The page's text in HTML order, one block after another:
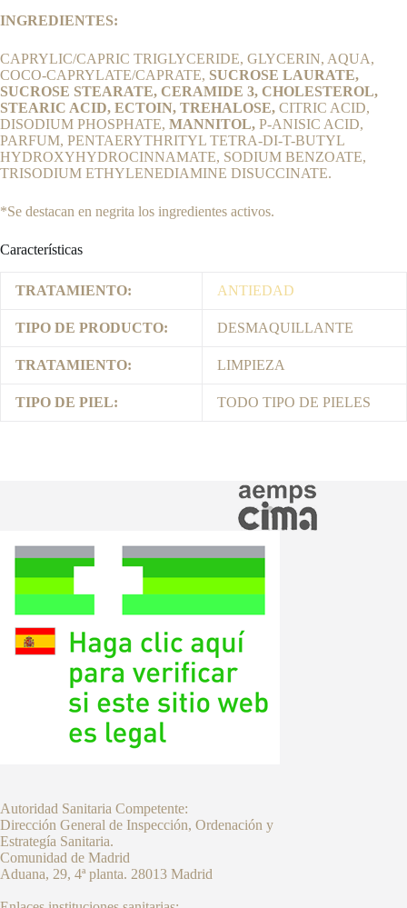
INGREDIENTES:
CAPRYLIC/CAPRIC TRIGLYCERIDE, GLYCERIN, AQUA,
COCO-CAPRYLATE/CAPRATE, SUCROSE LAURATE,
SUCROSE STEARATE, CERAMIDE 3, CHOLESTEROL,
STEARIC ACID, ECTOIN, TREHALOSE, CITRIC ACID,
DISODIUM PHOSPHATE, MANNITOL, P-ANISIC ACID,
PARFUM, PENTAERYTHRITYL TETRA-DI-T-BUTYL
HYDROXYHYDROCINNAMATE, SODIUM BENZOATE,
TRISODIUM ETHYLENEDIAMINE DISUCCINATE.
*Se destacan en negrita los ingredientes activos.
Características
TRATAMIENTO: ANTIEDAD
TIPO DE PRODUCTO: DESMAQUILLANTE
TRATAMIENTO: LIMPIEZA
TIPO DE PIEL: TODO TIPO DE PIELES
Autoridad Sanitaria Competente:
Dirección General de Inspección, Ordenación y
Estrategía Sanitaria.
Comunidad de Madrid
Aduana, 29, 4ª planta. 28013 Madrid